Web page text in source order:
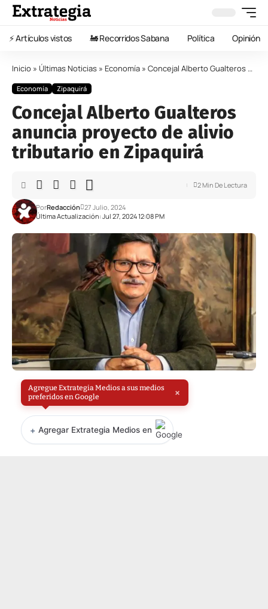
⚡️ Artículos vistos 🚂 Recorridos Sabana Política Opinión
Inicio » Últimas Noticias » Economía » Concejal Alberto Gualteros anuncia proyecto de alivio tributario en Zipaquirá
Economía Zipaquirá
Concejal Alberto Gualteros
anuncia proyecto de alivio
tributario en Zipaquirá
Última Actualización: Jul 27, 2024 12:08 PM
PorRedacción 27 Julio, 2024
2 Min De Lectura
Agregue Extrategia Medios a sus medios
preferidos en Google
×
+ Agregar Extrategia Medios en